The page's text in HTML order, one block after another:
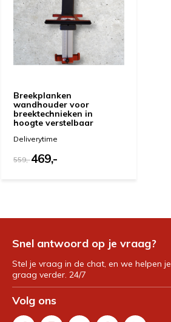
Breekplanken
wandhouder voor
breektechnieken in
hoogte verstelbaar
Deliverytime
559,-469,-
Snel antwoord op je vraag?
Stel je vraag in de chat, en we helpen je
graag verder. 24/7
Volg ons